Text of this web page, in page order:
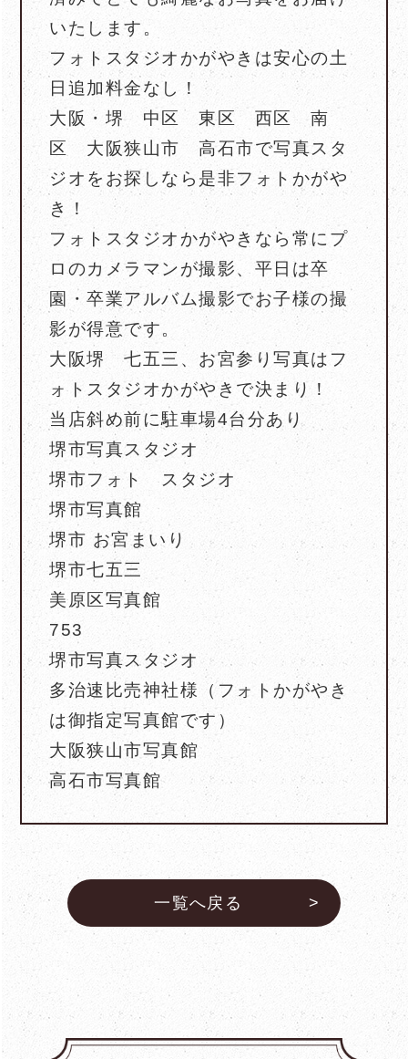
いたします。
フォトスタジオかがやきは安心の土
日追加料金なし！
大阪・堺 中区 東区 西区 南
区 大阪狭山市 高石市で写真スタ
ジオをお探しなら是非フォトかがや
き！
フォトスタジオかがやきなら常にプ
ロのカメラマンが撮影、平日は卒
園・卒業アルバム撮影でお子様の撮
影が得意です。
大阪堺 七五三、お宮参り写真はフ
ォトスタジオかがやきで決まり！
当店斜め前に駐車場4台分あり
堺市写真スタジオ
堺市フォト スタジオ
堺市写真館
堺市 お宮まいり
堺市七五三
美原区写真館
753
堺市写真スタジオ
多治速比売神社様（フォトかがやき
は御指定写真館です）
大阪狭山市写真館
高石市写真館
一覧へ戻る